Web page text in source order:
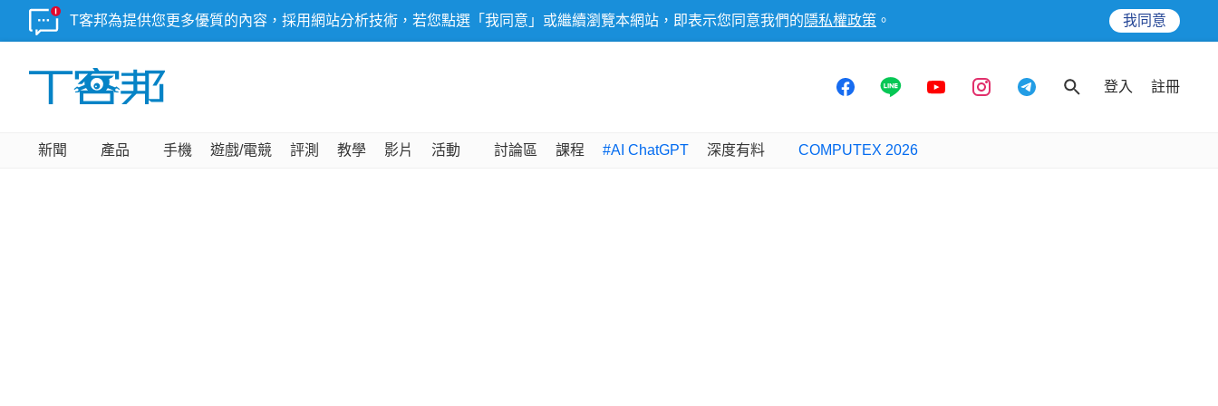
T客邦為提供您更多優質的內容，採用網站分析技術，若您點選「我同意」或繼續瀏覽本網站，即表示您同意我們的 隱私權政策 。 我同意
登入 註冊
新聞 產品 手機 遊戲/電競 評測 教學 影片 活動 討論區 課程 #AI ChatGPT 深度有料 COMPUTEX 2026